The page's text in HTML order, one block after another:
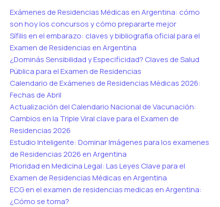
Exámenes de Residencias Médicas en Argentina: cómo
son hoy los concursos y cómo prepararte mejor
Sífilis en el embarazo: claves y bibliografía oficial para el
Examen de Residencias en Argentina
¿Dominás Sensibilidad y Especificidad? Claves de Salud
Pública para el Examen de Residencias
Calendario de Exámenes de Residencias Médicas 2026:
Fechas de Abril
Actualización del Calendario Nacional de Vacunación:
Cambios en la Triple Viral clave para el Examen de
Residencias 2026
Estudio Inteligente: Dominar Imágenes para los examenes
de Residencias 2026 en Argentina
Prioridad en Medicina Legal: Las Leyes Clave para el
Examen de Residencias Médicas en Argentina
ECG en el examen de residencias medicas en Argentina:
¿Cómo se toma?